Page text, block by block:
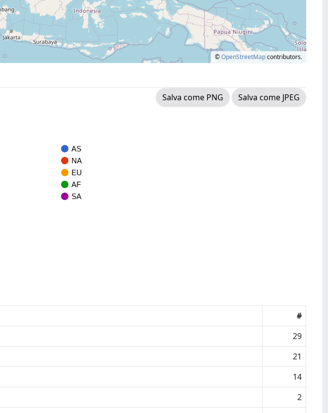
©OpenStreetMapcontributors.
Salva come PNG
Salva come JPEG
AS
NA
EU
AF
SA
#
29
21
14
2